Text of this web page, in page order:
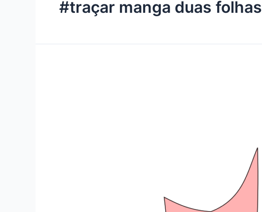
#traçar manga duas folhas